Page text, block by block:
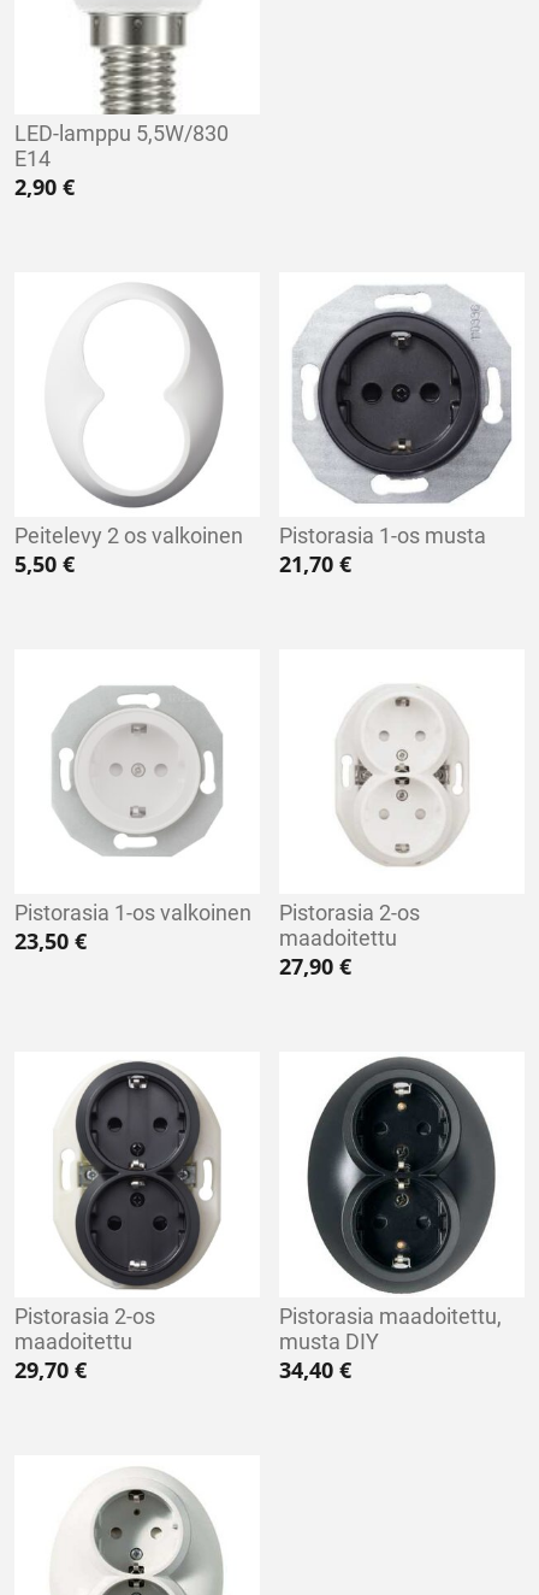
LED-lamppu 5,5W/830
E14
2,90 €
Peitelevy 2 os valkoinen
5,50 €
Pistorasia 1-os musta
21,70€
Pistorasia 1-os valkoinen
23,50 €
Pistorasia 2-os
maadoitettu
27,90€
Pistorasia 2-os
maadoitettu
29,70 €
Pistorasia maadoitettu,
musta DIY
34,40€